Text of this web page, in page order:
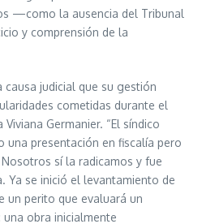
—como la ausencia del Tribunal
y comprensión de la
judicial que su gestión
cometidas durante el
Germanier. “El síndico
una presentación en fiscalía pero
sí la radicamos y fue
Ya se inició el levantamiento de
un perito que evaluará un
obra inicialmente